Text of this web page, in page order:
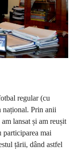
regular (cu
național. Prin anii
lansat și am reușit
participarea mai
țării, dând astfel